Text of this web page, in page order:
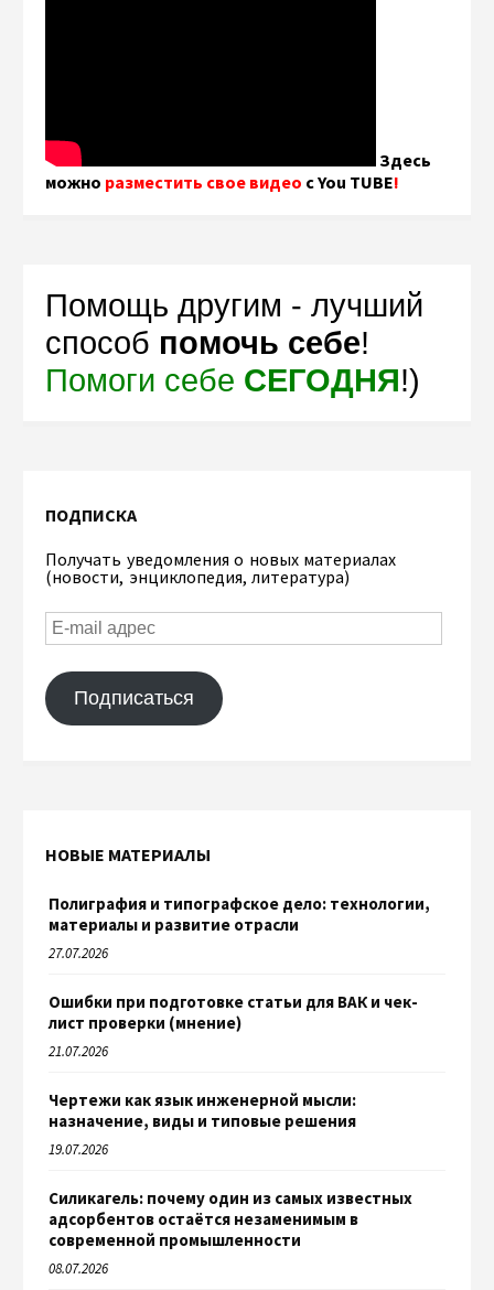
Здесь
можно разместить свое видео с You TUBE!
Помощь другим - лучший
способ помочь себе!
Помоги себе СЕГОДНЯ!)
ПОДПИСКА
Получать уведомления о новых материалах
(новости, энциклопедия, литература)
Подписаться
НОВЫЕ МАТЕРИАЛЫ
Полиграфия и типографское дело: технологии,
материалы и развитие отрасли
27.07.2026
Ошибки при подготовке статьи для ВАК и чек-
лист проверки (мнение)
21.07.2026
Чертежи как язык инженерной мысли:
назначение, виды и типовые решения
19.07.2026
Силикагель: почему один из самых известных
адсорбентов остаётся незаменимым в
современной промышленности
08.07.2026